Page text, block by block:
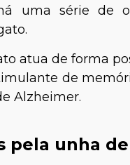
uma série de
atua de forma
de
Alzheimer.
pela unha